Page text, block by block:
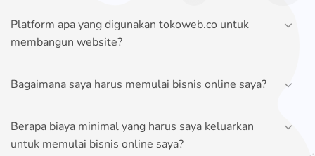
Platform apa yang digunakan tokoweb.co untuk
membangun website?
Bagaimana saya harus memulai bisnis online saya?
Berapa biaya minimal yang harus saya keluarkan
untuk memulai bisnis online saya?